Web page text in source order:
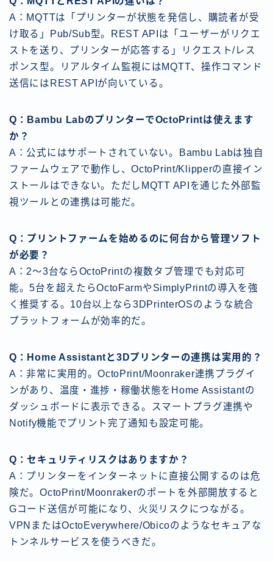
A：MQTTは「プリンターが状態を発信し、購読者が受
け取る」Pub/Sub型。REST APIは「ユーザーがリクエ
ストを送り、プリンターが応答する」リクエスト/レス
ポンス型。リアルタイム監視にはMQTT、操作コマンド
送信にはREST APIが向いている。
Q：Bambu LabのプリンターでOctoPrintは使えます
か？
A：公式にはサポートされていない。Bambu Labは独自
ファームウェアで動作し、OctoPrint/Klipperの直接イン
ストールはできない。ただしMQTT APIを通じた外部監
視ツールとの連携は可能だ。
Q：プリントファームを始めるのに何台から管理ソフト
が必要？
A：2〜3台ならOctoPrintの複数タブ管理でも対応可
能。5台を超えたらOctoFarmやSimplyPrintの導入を強
く推奨する。10台以上なら3DPrinterOSのような統合
プラットフォームが効率的だ。
Q：Home Assistantと3Dプリンターの連携は実用的？
A：非常に実用的。OctoPrint/Moonraker連携プラグイ
ンがあり、温度・進捗・稼働状態をHome Assistantの
ダッシュボードに表示できる。スマートプラグ連携や
Notify機能でプリント完了通知も設定可能。
Q：セキュリティリスクはありますか？
A：プリンターをインターネットに直接公開するのは危
険だ。OctoPrint/Moonrakerのポートを外部開放すると
Gコード送信が可能になり、火災リスクにつながる。
VPNまたはOctoEverywhere/Obicoのようなセキュアな
トンネルサービスを使うべきだ。